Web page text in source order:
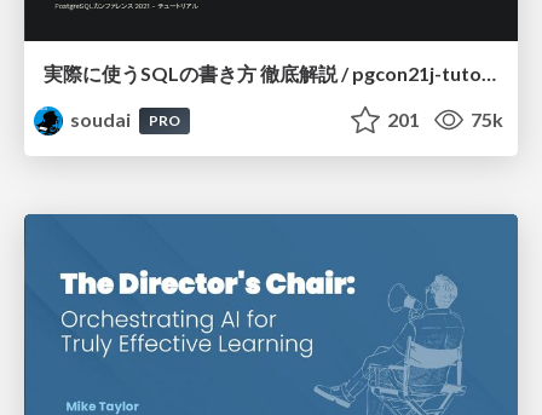
実際に使うSQLの書き方 徹底解説 / pgcon21j-tutorial
soudai
PRO 201 75k